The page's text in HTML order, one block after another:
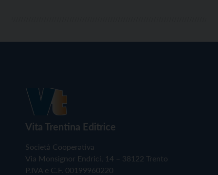
Vita Trentina Editrice
Società Cooperativa
Via Monsignor Endrici, 14 – 38122 Trento
P.IVA e C.F. 00199960220